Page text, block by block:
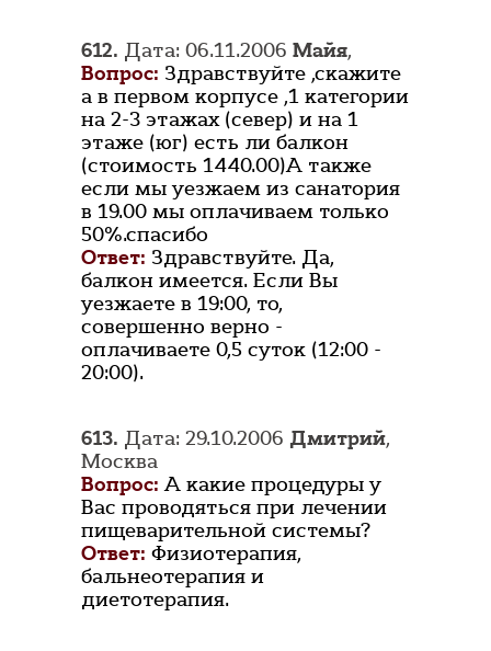
612. Дата: 06.11.2006 Майя,
Вопрос: Здравствуйте ,скажите
а в первом корпусе ,1 категории
на 2-3 этажах (север) и на 1
этаже (юг) есть ли балкон
(стоимость 1440.00)А также
если мы уезжаем из санатория
в 19.00 мы оплачиваем только
50%.спасибо
Ответ: Здравствуйте. Да,
балкон имеется. Если Вы
уезжаете в 19:00, то,
совершенно верно -
оплачиваете 0,5 суток (12:00 -
20:00).
613. Дата: 29.10.2006 Дмитрий,
Москва
Вопрос: А какие процедуры у
Вас проводяться при лечении
пищеварительной системы?
Ответ: Физиотерапия,
бальнеотерапия и
диетотерапия.